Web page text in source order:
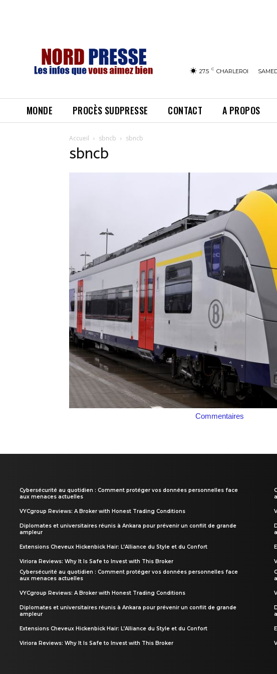
27.5 C CHARLEROI
MONDE PROCÈS SUDPRESSE CONTACT A PROPOS
Accueil sbncb sbncb
sbncb
Commentaires
Cybersécurité au quotidien : Comment protéger vos données personnelles face
aux menaces actuelles
VYCgroup Reviews: A Broker with Honest Trading Conditions
Diplomates et universitaires réunis à Ankara pour prévenir un conflit de grande
ampleur
Extensions Cheveux Hickenbick Hair: L’Alliance du Style et du Confort
Viriora Reviews: Why It Is Safe to Invest with This Broker
Cybersécurité au quotidien : Comment protéger vos données personnelles face
aux menaces actuelles
VYCgroup Reviews: A Broker with Honest Trading Conditions
Diplomates et universitaires réunis à Ankara pour prévenir un conflit de grande
ampleur
Extensions Cheveux Hickenbick Hair: L’Alliance du Style et du Confort
Viriora Reviews: Why It Is Safe to Invest with This Broker